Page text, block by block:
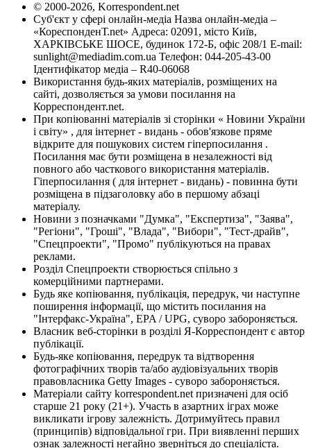
© 2000-2026, Korrespondent.net
Суб'єкт у сфері онлайн-медіа Назва онлайн-медіа –
«КореспонденТ.net» Адреса: 02091, місто Київ,
ХАРКІВСЬКЕ ШОСЕ, будинок 172-Б, офіс 208/1 E-mail:
sunlight@mediadim.com.ua Телефон: 044-205-43-00
Ідентифікатор медіа – R40-06068
Використання будь-яких матеріалів, розміщених на
сайті, дозволяється за умови посилання на
Корреспондент.net.
При копіюванні матеріалів зі сторінки « Новини України
і світу» , для інтернет - видань - обов'язкове пряме
відкрите для пошукових систем гіперпосилання .
Посилання має бути розміщена в незалежності від
повного або часткового використання матеріалів.
Гіперпосилання ( для інтернет - видань) - повинна бути
розміщена в підзаголовку або в першому абзаці
матеріалу.
Новини з позначками "Думка", "Експертиза", "Заява",
"Регіони", "Гроші", "Влада", "Вибори", "Тест-драйв",
"Спецпроекти", "Промо" публікуються на правах
реклами.
Розділ Спецпроекти створюється спільно з
комерційними партнерами.
Будь яке копіювання, публікація, передрук, чи наступне
поширення інформації, що містить посилання на
"Інтерфакс-Україна", EPA / UPG, суворо забороняється.
Власник веб-сторінки в розділі Я-Корреспондент є автор
публікації.
Будь-яке копіювання, передрук та відтворення
фотографічних творів та/або аудіовізуальних творів
правовласника Getty Images - суворо забороняється.
Матеріали сайту korrespondent.net призначені для осіб
старше 21 року (21+). Участь в азартних іграх може
викликати ігрову залежність. Дотримуйтесь правил
(принципів) відповідальної гри. При виявленні перших
ознак залежності негайно зверніться до спеціаліста.